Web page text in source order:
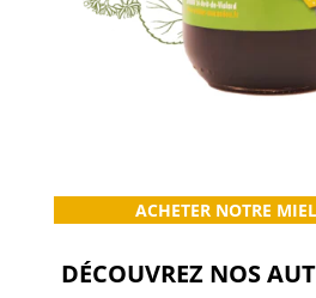
ACHETER NOTRE
DÉCOUVREZ NOS